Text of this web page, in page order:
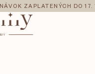
ZAPLATENÝCH DO 17.